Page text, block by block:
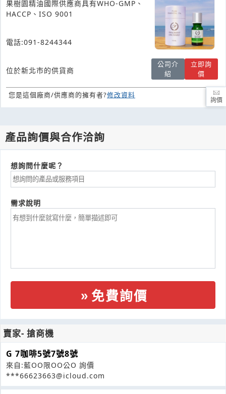
果樹園精油國際供應商具有WHO-GMP、
HACCP、ISO 9001
電話:091-8244344
位於新北市的供貨商
公司介
紹
立即詢
價
您是這個廠商/供應商的擁有者?修改資料
產品詢價與合作洽詢
想詢問什麼呢？
需求說明
免費詢價
賣家- 搶商機
G 7咖啡5號7號8號
來自:藍OO限OO公O 詢價
***66623663@icloud.com
詢價